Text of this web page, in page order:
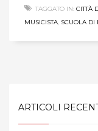
TAGGATO IN: CITTÀ
MUSICISTA, SCUOLA DI
ARTICOLI